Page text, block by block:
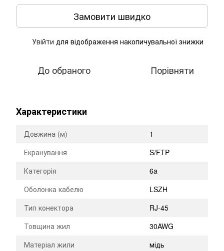
Замовити швидко
Увійти для відображення накопичувальної знижки
До обраного Порівняти
Характеристики
Довжина (м)
1
Екранування
S/FTP
Категорія
6a
Оболонка кабелю
LSZH
Тип конектора
RJ-45
Товщина жил
30AWG
Матеріал жили
мідь